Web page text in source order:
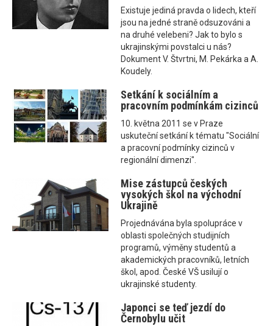
Existuje jediná pravda o lidech, kteří
jsou na jedné straně odsuzováni a
na druhé velebeni? Jak to bylo s
ukrajinskými povstalci u nás?
Dokument V. Štvrtni, M. Pekárka a A.
Koudely.
Setkání k sociálním a
pracovním podmínkám cizinců
10. května 2011 se v Praze
uskuteční setkání k tématu "Sociální
a pracovní podmínky cizinců v
regionální dimenzi".
Mise zástupců českých
vysokých škol na východní
Ukrajině
Projednávána byla spolupráce v
oblasti společných studijních
programů, výměny studentů a
akademických pracovníků, letních
škol, apod. České VŠ usilují o
ukrajinské studenty.
Japonci se teď jezdí do
Černobylu učit